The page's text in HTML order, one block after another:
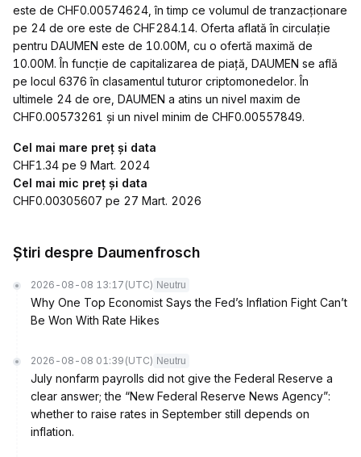
este de CHF0.00574624, în timp ce volumul de tranzacționare
pe 24 de ore este de CHF284.14. Oferta aflată în circulație
pentru DAUMEN este de 10.00M, cu o ofertă maximă de
10.00M. În funcție de capitalizarea de piață, DAUMEN se află
pe locul 6376 în clasamentul tuturor criptomonedelor. În
ultimele 24 de ore, DAUMEN a atins un nivel maxim de
CHF0.00573261 și un nivel minim de CHF0.00557849.
Cel mai mare preț și data
CHF1.34 pe 9 Mart. 2024
Cel mai mic preț și data
CHF0.00305607 pe 27 Mart. 2026
Știri despre Daumenfrosch
2026-08-08 13:17 (UTC) Neutru
Why One Top Economist Says the Fed’s Inflation Fight Can’t
Be Won With Rate Hikes
2026-08-08 01:39 (UTC) Neutru
July nonfarm payrolls did not give the Federal Reserve a
clear answer; the “New Federal Reserve News Agency”:
whether to raise rates in September still depends on
inflation.